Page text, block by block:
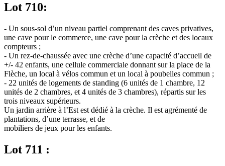
Lot 710:
- Un sous-sol d’un niveau partiel comprenant des caves privatives,
une cave pour le commerce, une cave pour la crèche et des locaux
compteurs ;
- Un rez-de-chaussée avec une crèche d’une capacité d’accueil de
+/- 42 enfants, une cellule commerciale donnant sur la place de la
Flèche, un local à vélos commun et un local à poubelles commun ;
- 22 unités de logements de standing (6 unités de 1 chambre, 12
unités de 2 chambres, et 4 unités de 3 chambres), répartis sur les
trois niveaux supérieurs.
Un jardin arrière à l’Est est dédié à la crèche. Il est agrémenté de
plantations, d’une terrasse, et de
mobiliers de jeux pour les enfants.
Lot 711 :